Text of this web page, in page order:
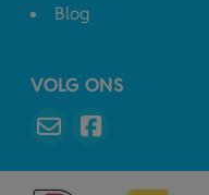
Blog
VOLG ONS